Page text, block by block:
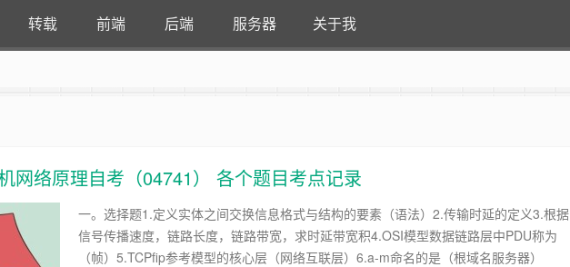
转载 前端 后端 服务器 关于我
网络原理自考（04741） 各个题目考点记录
一。选择题1.定义实体之间交换信息格式与结构的要素（语法）2.传输时延的定义3.根据
信号传播速度，链路长度，链路带宽，求时延带宽积4.OSI模型数据链路层中PDU称为
（帧）5.TCPfip参考模型的核心层（网络互联层）6.a-m命名的是（根域名服务器）